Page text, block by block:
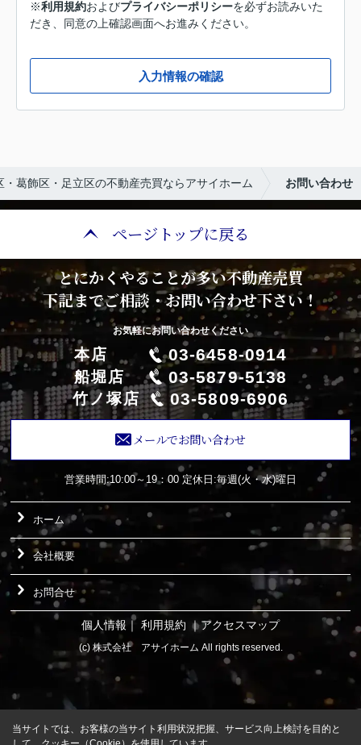
※利用規約およびプライバシーポリシーを必ずお読みいた
だき、同意の上確認画面へお進みください。
入力情報の確認
・葛飾区・足立区の不動産売買ならアサイホーム お問い合わせ
ページトップに戻る
とにかくやることが多い不動産売買
下記までご相談・お問い合わせ下さい！
お気軽にお問い合わせください
本店 03-6458-0914
船堀店 03-5879-5138
竹ノ塚店 03-5809-6906
メールでお問い合わせ
営業時間:10:00～19：00 定休日:毎週(火・水)曜日
ホーム
会社概要
お問合せ
個人情報 ｜ 利用規約 ｜アクセスマップ
(c) 株式会社 アサイホーム All rights reserved.
当サイトでは、お客様の当サイト利用状況把握、サービス向上検討を目的と